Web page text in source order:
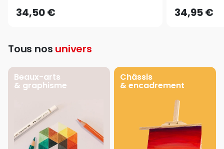
34,50 € 34,95 €
Tous nos univers
Beaux-arts
& graphisme
Châssis
& encadrement